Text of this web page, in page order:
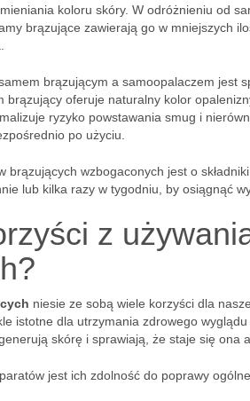
koloru skóry. W odróżnieniu od
brązujące zawierają go w mniejszych
brązującym a samoopalaczem jest
brązujący oferuje naturalny kolor
ryzyko powstawania smug i
po użyciu.
brązujących wzbogaconych jest o
lub kilka razy w tygodniu, by osiągnąć
z
niesie ze sobą wiele korzyści dla
istotne dla utrzymania zdrowego
skórę i sprawiają, że staje się ona
jest ich zdolność do poprawy